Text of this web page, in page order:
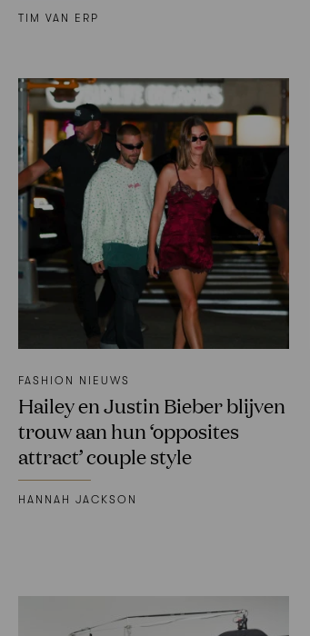
TIM VAN ERP
FASHION NIEUWS
Hailey en Justin Bieber blijven
trouw aan hun ‘opposites
attract’ couple style
HANNAH JACKSON